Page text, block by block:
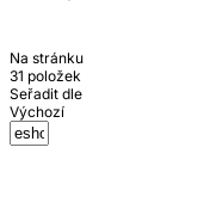
Na stránku
31 položek
Seřadit dle
Výchozí